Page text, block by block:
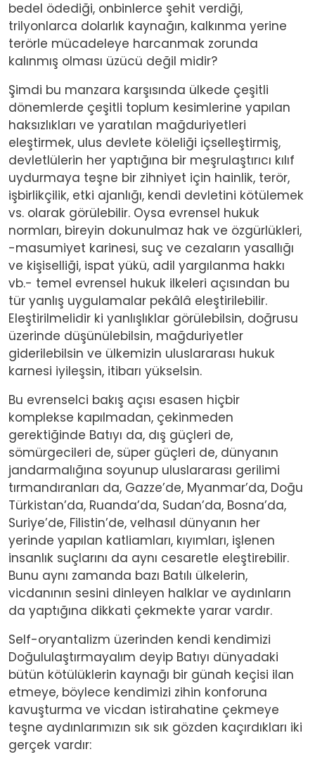
bedel ödediği, onbinlerce şehit verdiği,
trilyonlarca dolarlık kaynağın, kalkınma yerine
terörle mücadeleye harcanmak zorunda
kalınmış olması üzücü değil midir?
Şimdi bu manzara karşısında ülkede çeşitli
dönemlerde çeşitli toplum kesimlerine yapılan
haksızlıkları ve yaratılan mağduriyetleri
eleştirmek, ulus devlete köleliği içselleştirmiş,
devletlülerin her yaptığına bir meşrulaştırıcı kılıf
uydurmaya teşne bir zihniyet için hainlik, terör,
işbirlikçilik, etki ajanlığı, kendi devletini kötülemek
vs. olarak görülebilir. Oysa evrensel hukuk
normları, bireyin dokunulmaz hak ve özgürlükleri,
-masumiyet karinesi, suç ve cezaların yasallığı
ve kişiselliği, ispat yükü, adil yargılanma hakkı
vb.- temel evrensel hukuk ilkeleri açısından bu
tür yanlış uygulamalar pekâlâ eleştirilebilir.
Eleştirilmelidir ki yanlışlıklar görülebilsin, doğrusu
üzerinde düşünülebilsin, mağduriyetler
giderilebilsin ve ülkemizin uluslararası hukuk
karnesi iyileşsin, itibarı yükselsin.
Bu evrenselci bakış açısı esasen hiçbir
komplekse kapılmadan, çekinmeden
gerektiğinde Batıyı da, dış güçleri de,
sömürgecileri de, süper güçleri de, dünyanın
jandarmalığına soyunup uluslararası gerilimi
tırmandıranları da, Gazze’de, Myanmar’da, Doğu
Türkistan’da, Ruanda’da, Sudan’da, Bosna’da,
Suriye’de, Filistin’de, velhasıl dünyanın her
yerinde yapılan katliamları, kıyımları, işlenen
insanlık suçlarını da aynı cesaretle eleştirebilir.
Bunu aynı zamanda bazı Batılı ülkelerin,
vicdanının sesini dinleyen halklar ve aydınların
da yaptığına dikkati çekmekte yarar vardır.
Self-oryantalizm üzerinden kendi kendimizi
Doğululaştırmayalım deyip Batıyı dünyadaki
bütün kötülüklerin kaynağı bir günah keçisi ilan
etmeye, böylece kendimizi zihin konforuna
kavuşturma ve vicdan istirahatine çekmeye
teşne aydınlarımızın sık sık gözden kaçırdıkları iki
gerçek vardır: